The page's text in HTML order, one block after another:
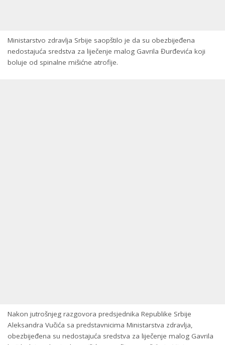
Ministarstvo zdravlja Srbije saopštilo je da su obezbijeđena
nedostajuća sredstva za liječenje malog Gavrila Đurđevića koji
boluje od spinalne mišićne atrofije.
Nakon jutrošnjeg razgovora predsjednika Republike Srbije
Aleksandra Vučića sa predstavnicima Ministarstva zdravlja,
obezbijeđena su nedostajuća sredstva za liječenje malog Gavrila